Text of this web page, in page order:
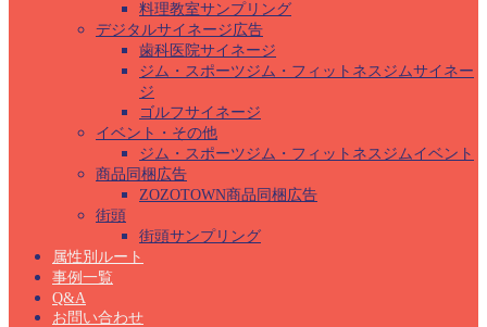
料理教室サンプリング
デジタルサイネージ広告
歯科医院サイネージ
ジム・スポーツジム・フィットネスジムサイネー
ジ
ゴルフサイネージ
イベント・その他
ジム・スポーツジム・フィットネスジムイベント
商品同梱広告
ZOZOTOWN商品同梱広告
街頭
街頭サンプリング
属性別ルート
事例一覧
Q&A
お問い合わせ